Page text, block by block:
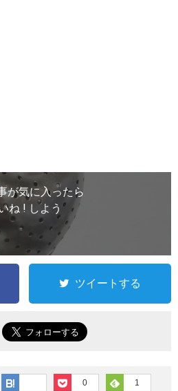
が気に入ったら
ね ! しよう
ツイートする
0 1